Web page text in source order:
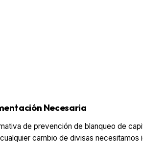
Necesaria
de prevención de blanqueo de
cambio de divisas necesitamos